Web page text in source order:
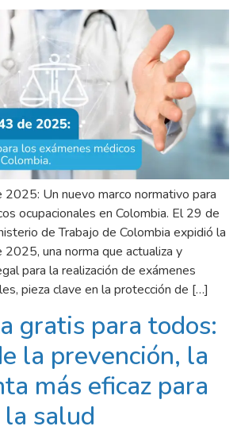
Un nuevo marco normativo para
ocupacionales en Colombia. El 29 de
de Trabajo de Colombia expidió la
una norma que actualiza y
para la realización de exámenes
pieza clave en la protección de […]
gratis para todos:
la prevención, la
más eficaz para
salud